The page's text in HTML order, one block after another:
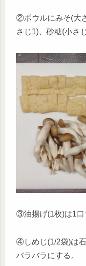
②ボウルにみそ(大
さじ1)、砂糖(小さ
③油揚げ(1枚)は1口
④しめじ(1/2袋)は
バラバラにする。